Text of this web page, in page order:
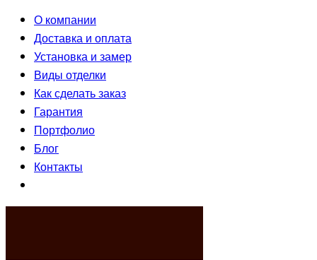
О компании
Доставка и оплата
Установка и замер
Виды отделки
Как сделать заказ
Гарантия
Портфолио
Блог
Контакты